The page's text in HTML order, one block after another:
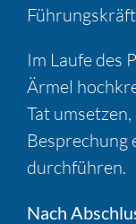
Im Laufe des
Ärmel
Tat
Besprechung
durchführen.
Nach